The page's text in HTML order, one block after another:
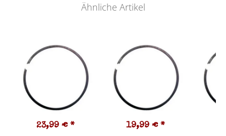
Ähnliche Artikel
23,99 € * 19,99 € *